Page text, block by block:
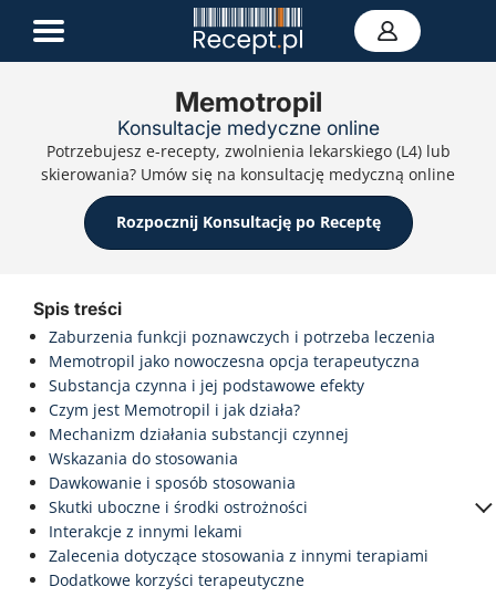
E-recepta
Zwolnienie L4
E-skierowanie
Teleporada
Portal zdrowia
Memotropil
Konsultacje medyczne online
Potrzebujesz e-recepty, zwolnienia lekarskiego (L4) lub
skierowania? Umów się na konsultację medyczną online
Rozpocznij Konsultację po Receptę
Spis treści
Zaburzenia funkcji poznawczych i potrzeba leczenia
Memotropil jako nowoczesna opcja terapeutyczna
Substancja czynna i jej podstawowe efekty
Czym jest Memotropil i jak działa?
Mechanizm działania substancji czynnej
Wskazania do stosowania
Dawkowanie i sposób stosowania
Skutki uboczne i środki ostrożności
Interakcje z innymi lekami
Zalecenia dotyczące stosowania z innymi terapiami
Dodatkowe korzyści terapeutyczne